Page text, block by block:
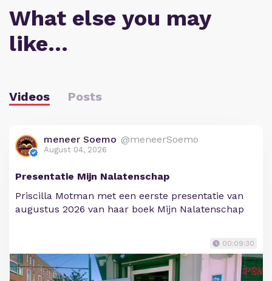
What else you may
like…
Videos Posts
meneer Soemo @meneerSoemo
August 04, 2026
Presentatie Mijn Nalatenschap
Priscilla Motman met een eerste presentatie van
augustus 2026 van haar boek Mijn Nalatenschap
00:09:30